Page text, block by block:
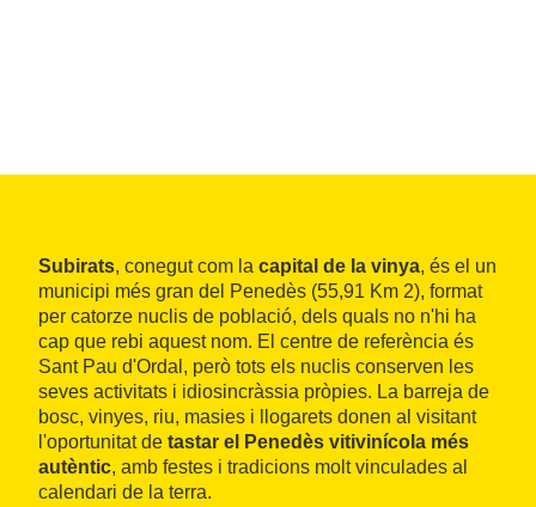
Subirats, conegut com la capital de la vinya, és el un
municipi més gran del Penedès (55,91 Km 2), format
per catorze nuclis de població, dels quals no n'hi ha
cap que rebi aquest nom. El centre de referència és
Sant Pau d'Ordal, però tots els nuclis conserven les
seves activitats i idiosincràssia pròpies. La barreja de
bosc, vinyes, riu, masies i llogarets donen al visitant
l'oportunitat de tastar el Penedès vitivinícola més
autèntic, amb festes i tradicions molt vinculades al
calendari de la terra.